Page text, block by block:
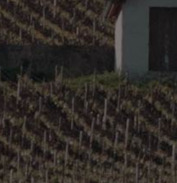
Moulin A Vent Cuvée En Brenay
Moulin A Vent Cuvée Les Burdelines
Moulin A Vent Cuvée Naturelle
Saint-Amour
White
Beaujolais Lantignie Chardonnay
Category: Beaujolais